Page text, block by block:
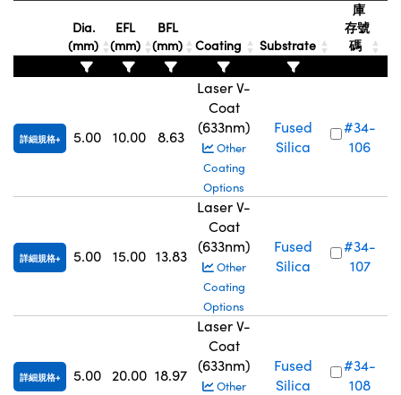
Dia.
(mm)
EFL
(mm)
BFL
(mm)
Coating Substrate
庫
存號
碼
詳細規格 5.00 10.00 8.63
Laser V-
Coat
(633nm)
Other
Coating
Options
Fused
Silica
#34-
106
詳細規格 5.00 15.00 13.83
Laser V-
Coat
(633nm)
Other
Coating
Options
Fused
Silica
#34-
107
詳細規格 5.00 20.00 18.97
Laser V-
Coat
(633nm)
Other
Fused
Silica
#34-
108